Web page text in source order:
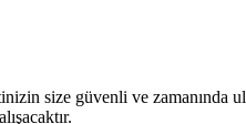
size güvenli ve zamanında